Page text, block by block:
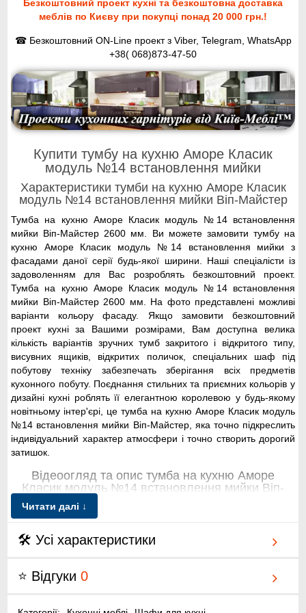
Безкоштовний проект кухні та безкоштовна доставка
меблів по Києву при покупці понад 20 000 грн.!
☎ Безкоштовний ON-Line проект з Viber, Telegram, WhatsApp
+38( 068)873-47-50
Купити тумбу на кухню Аморе Класик
модуль №14 встановлення мийки
Характеристики тумби на кухню Аморе Класик
модуль №14 встановлення мийки Віп-Майстер
Тумба на кухню Аморе Класик модуль №14 встановлення
мийки Віп-Майстер 2600 мм. Ви можете замовити тумбу на
кухню Аморе Класик модуль №14 встановлення мийки з
фасадами даної серії будь-якої ширини. Наші спеціалісти із
задоволенням для Вас розроблять безкоштовний проект.
Тумба на кухню Аморе Класик модуль №14 встановлення
мийки Віп-Майстер 2600 мм. На фото представлені можливі
варіанти кольору фасаду. Якщо замовити безкоштовний
проект кухні за Вашими розмірами, Вам доступна велика
кількість варіантів зручних тумб закритого і відкритого типу,
висувних ящиків, відкритих поличок, спеціальних шаф під
побутову техніку забезпечать зберігання всіх предметів
кухонного побуту. Поєднання стильних та приємних кольорів у
дизайні кухні роблять її елегантною королевою у будь-якому
новітньому інтер'єрі, це тумба на кухню Аморе Класик модуль
№14 встановлення мийки Віп-Майстер, яка точно підкреслить
індивідуальний характер атмосфери і точно створить дорогий
затишок.
Відеоогляд та опис тумба на кухню Аморе
Класик модуль №14 встановлення мийки Віп-
Читати далі ↓
🛠 Усі характеристики
⭐ Відгуки 0